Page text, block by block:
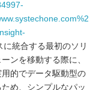
に統合する最初のソリ
ンを移動する際に、
的でデータ駆動型の
め、シンプルなパッ